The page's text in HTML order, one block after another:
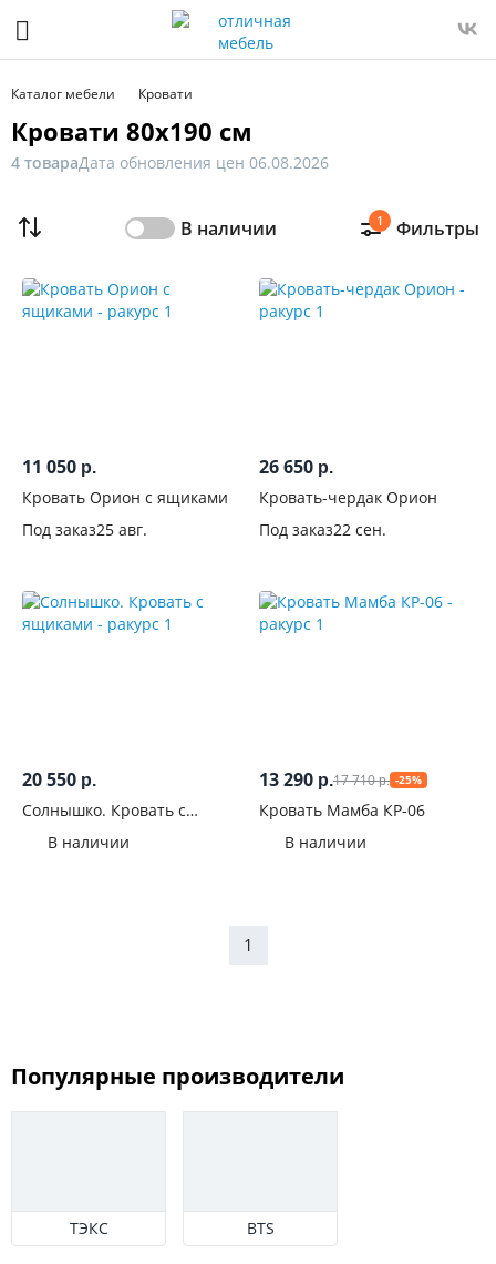
Каталог мебели Кровати
Кровати 80x190 см
4 товараДата обновления цен 06.08.2026
В наличии Фильтры
1
11 050 р.
Кровать Орион с ящиками
Под заказ25 авг.
26 650 р.
Кровать-чердак Орион
Под заказ22 сен.
20 550 р.
Солнышко. Кровать с
В наличии
13 290 р.17 710р. -25%
Кровать Мамба КР-06
В наличии
1
Популярные производители
ТЭКС BTS
Фильтр
Только
наличии
От
Длина,
см
спальных
мест
70x190
1
80x160
80x200
140x200